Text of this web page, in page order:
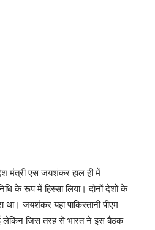
मंत्री एस जयशंकर हाल ही में
के रूप में हिस्सा लिया। दोनों देशों के
था। जयशंकर यहां पाकिस्तानी पीएम
लेकिन जिस तरह से भारत ने इस बैठक